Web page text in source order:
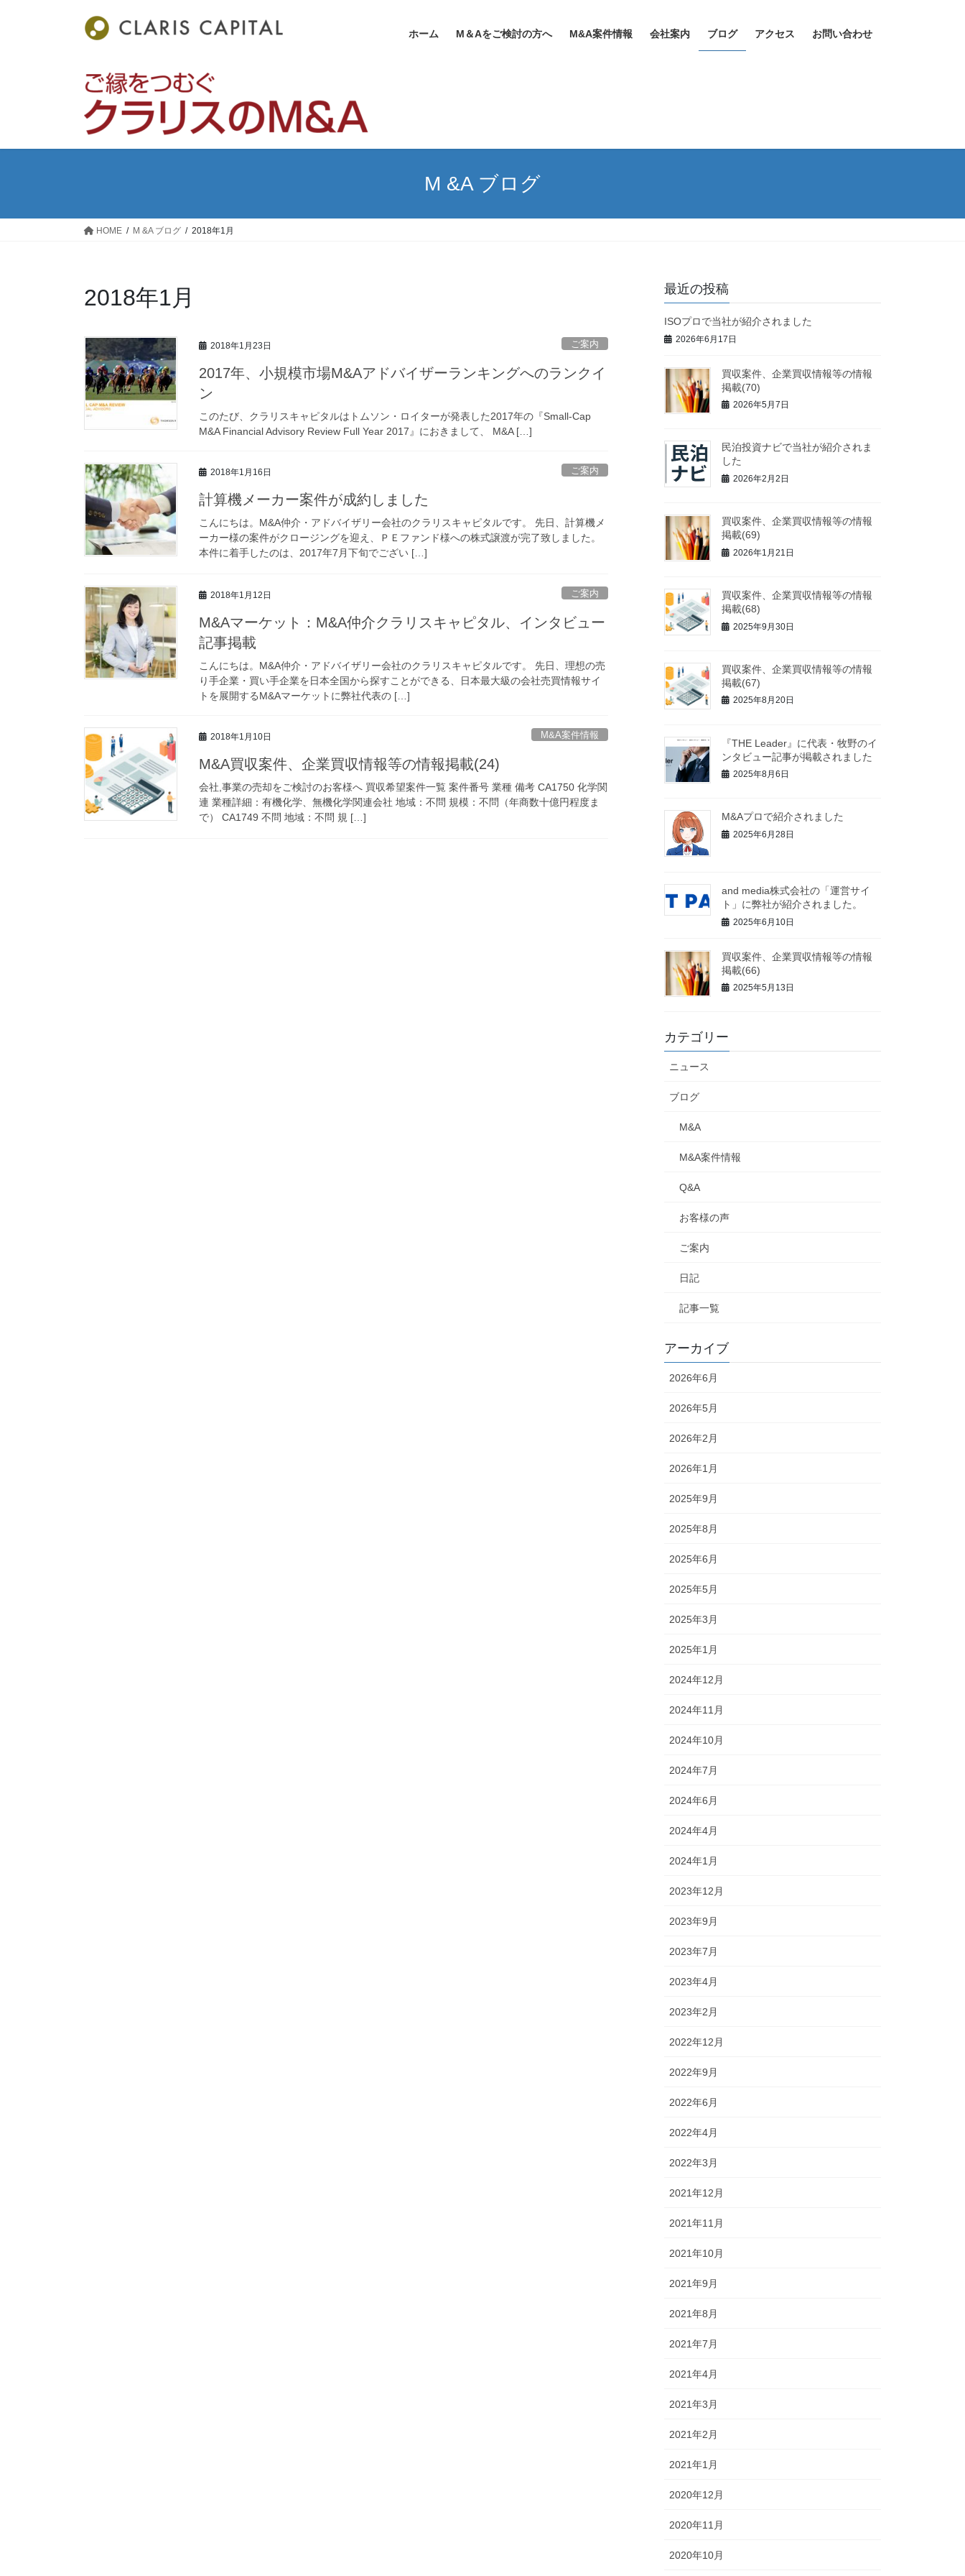
ホーム M＆Aをご検討の方へ M&A案件情報 会社案内 ブログ アクセス お問い合わせ
M &A ブログ
HOME M &A ブログ 2018年1月
2018年1月
2018年1月23日 ご案内
2017年、小規模市場M&Aアドバイザーランキングへのランクイ
ン
このたび、クラリスキャピタルはトムソン・ロイターが発表した2017年の『Small-Cap
M&A Financial Advisory Review Full Year 2017』におきまして、 M&A […]
2018年1月16日 ご案内
計算機メーカー案件が成約しました
こんにちは。M&A仲介・アドバイザリー会社のクラリスキャピタルです。 先日、計算機メ
ーカー様の案件がクロージングを迎え、ＰＥファンド様への株式譲渡が完了致しました。
本件に着手したのは、2017年7月下旬でござい […]
2018年1月12日 ご案内
M&Aマーケット：M&A仲介クラリスキャピタル、インタビュー
記事掲載
こんにちは。M&A仲介・アドバイザリー会社のクラリスキャピタルです。 先日、理想の売
り手企業・買い手企業を日本全国から探すことができる、日本最大級の会社売買情報サイ
トを展開するM&Aマーケットに弊社代表の […]
2018年1月10日 M&A案件情報
M&A買収案件、企業買収情報等の情報掲載(24)
会社,事業の売却をご検討のお客様へ 買収希望案件一覧 案件番号 業種 備考 CA1750 化学関
連 業種詳細：有機化学、無機化学関連会社 地域：不問 規模：不問（年商数十億円程度ま
で） CA1749 不問 地域：不問 規 […]
最近の投稿
ISOプロで当社が紹介されました
2026年6月17日
買収案件、企業買収情報等の情報
掲載(70)
2026年5月7日
民泊投資ナビで当社が紹介されま
した
2026年2月2日
買収案件、企業買収情報等の情報
掲載(69)
2026年1月21日
買収案件、企業買収情報等の情報
掲載(68)
2025年9月30日
買収案件、企業買収情報等の情報
掲載(67)
2025年8月20日
『THE Leader』に代表・牧野のイ
ンタビュー記事が掲載されました
2025年8月6日
M&Aプロで紹介されました
2025年6月28日
and media株式会社の「運営サイ
ト」に弊社が紹介されました。
2025年6月10日
買収案件、企業買収情報等の情報
掲載(66)
2025年5月13日
カテゴリー
ニュース
ブログ
M&A
M&A案件情報
Q&A
お客様の声
ご案内
日記
記事一覧
アーカイブ
2026年6月
2026年5月
2026年2月
2026年1月
2025年9月
2025年8月
2025年6月
2025年5月
2025年3月
2025年1月
2024年12月
2024年11月
2024年10月
2024年7月
2024年6月
2024年4月
2024年1月
2023年12月
2023年9月
2023年7月
2023年4月
2023年2月
2022年12月
2022年9月
2022年6月
2022年4月
2022年3月
2021年12月
2021年11月
2021年10月
2021年9月
2021年8月
2021年7月
2021年4月
2021年3月
2021年2月
2021年1月
2020年12月
2020年11月
2020年10月